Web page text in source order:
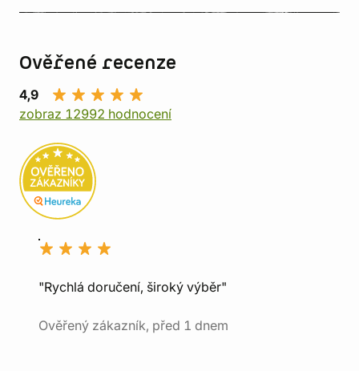
Ověřené recenze
4,9
zobraz 12992 hodnocení
"Rychlá doručení, široký výběr"
Ověřený zákazník, před 1 dnem